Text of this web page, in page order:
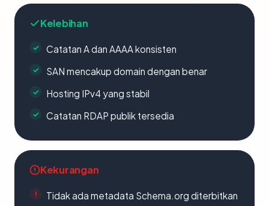
Kelebihan
Catatan A dan AAAA konsisten
SAN mencakup domain dengan benar
Hosting IPv4 yang stabil
Catatan RDAP publik tersedia
Kekurangan
Tidak ada metadata Schema.org diterbitkan